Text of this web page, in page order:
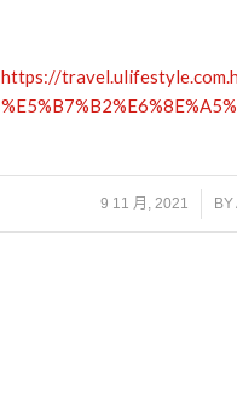
https://
9 11 月, 2021
/ BY